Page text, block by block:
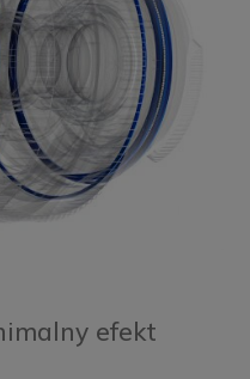
efekt